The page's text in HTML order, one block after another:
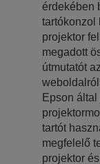
érdekében
tartókonzol
projektor
megadott
útmutatót
Epson
tartót
megfelelő
projektor